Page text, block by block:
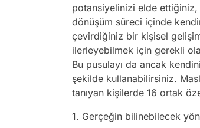
potansiyelinizi elde
dönüşüm süreci içinde
çevirdiğiniz bir kişisel
ilerleyebilmek için gerekli
Bu pusulayı da ancak
şekilde kullanabilirsiniz.
tanıyan kişilerde 16 ortak
1. Gerçeğin bilinebilecek